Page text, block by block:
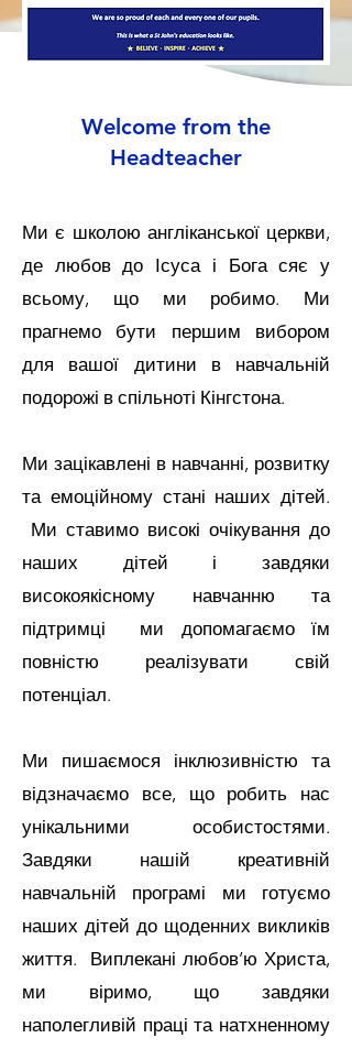
Welcome from the
Headteacher
Ми є школою англіканської церкви,
де любов до Ісуса і Бога сяє у
всьому, що ми робимо. Ми
прагнемо бути першим вибором
для вашої дитини в навчальній
подорожі в спільноті Кінгстона.
Ми зацікавлені в навчанні, розвитку
та емоційному стані наших дітей.
Ми ставимо високі очікування до
наших дітей і завдяки
високоякісному навчанню та
підтримці ми допомагаємо їм
повністю реалізувати свій
потенціал.
Ми пишаємося інклюзивністю та
відзначаємо все, що робить нас
унікальними особистостями.
Завдяки нашій креативній
навчальній програмі ми готуємо
наших дітей до щоденних викликів
життя. Виплекані любов’ю Христа,
ми віримо, що завдяки
наполегливій праці та натхненному